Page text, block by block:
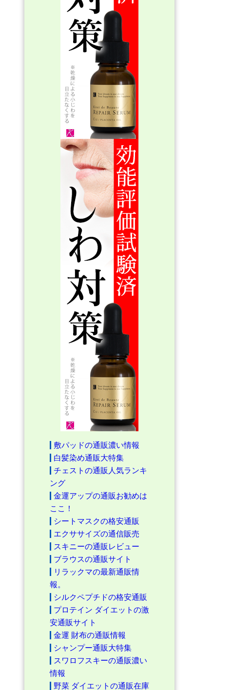
敷パッドの通販濃い情報
白髪染め通販大特集
チェストの通販人気ランキ
ング
金運アップの通販お勧めは
ここ！
シートマスクの格安通販
エクササイズの通信販売
スキニーの通販レビュー
ブラウスの通販サイト
リラックマの最新通販情
報。
シルクペプチドの格安通販
プロテイン ダイエットの激
安通販サイト
金運 財布の通販情報
シャンプー通販大特集
スワロフスキーの通販濃い
情報
野菜 ダイエットの通販在庫